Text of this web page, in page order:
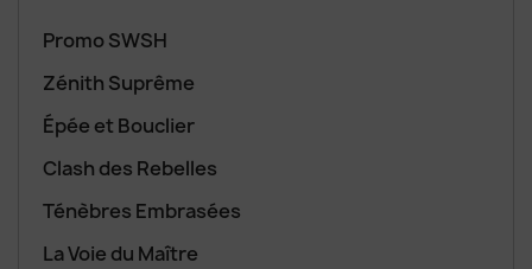
Promo SWSH
Zénith Suprême
Épée et Bouclier
Clash des Rebelles
Ténèbres Embrasées
La Voie du Maître